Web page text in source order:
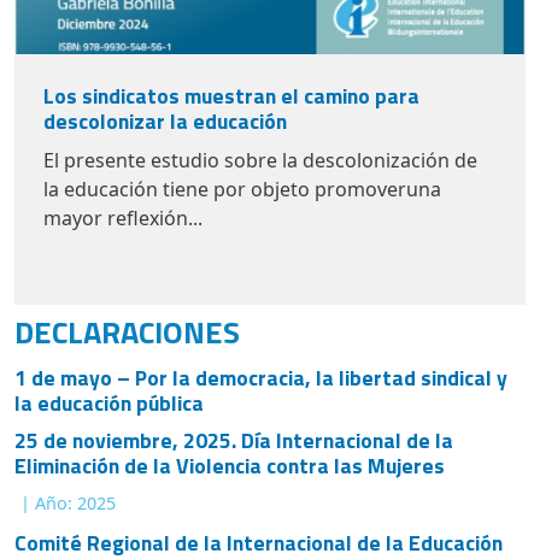
Los sindicatos muestran el camino para
descolonizar la educación
El presente estudio sobre la descolonización de
la educación tiene por objeto promoveruna
mayor reflexión...
1 de mayo – Por la democracia, la libertad sindical y
la educación pública
25 de noviembre, 2025. Día Internacional de la
Eliminación de la Violencia contra las Mujeres
| Año: 2025
Comité Regional de la Internacional de la Educación
para América Latina: Educamos para la paz